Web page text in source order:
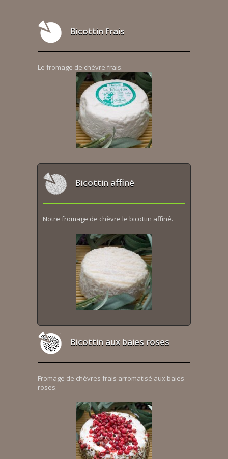
Bicottin frais
Le fromage de chèvre frais.
Bicottin affiné
Notre fromage de chèvre le bicottin affiné.
Bicottin aux baies roses
Fromage de chèvres frais arromatisé aux baies
roses.